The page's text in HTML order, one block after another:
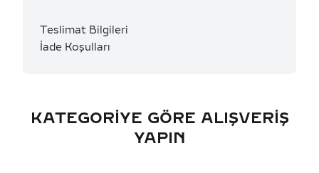
Teslimat Bilgileri
İade Koşulları
KATEGORIYE GÖRE ALIŞVERIŞ
YAPIN